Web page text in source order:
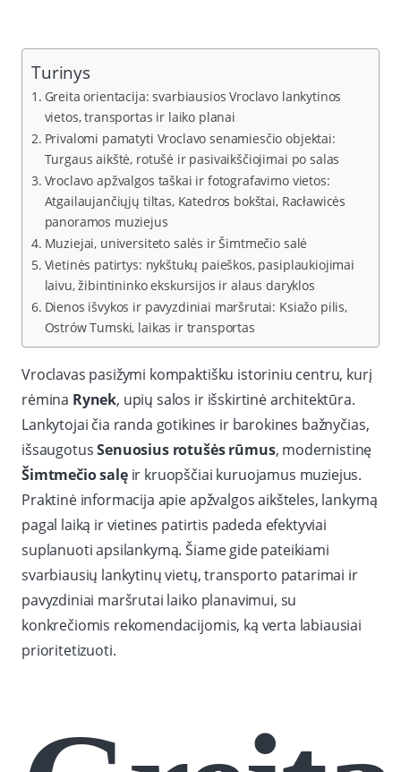
Turinys
Greita orientacija: svarbiausios Vroclavo lankytinos
vietos, transportas ir laiko planai
Privalomi pamatyti Vroclavo senamiesčio objektai:
Turgaus aikštė, rotušė ir pasivaikščiojimai po salas
Vroclavo apžvalgos taškai ir fotografavimo vietos:
Atgailaujančiųjų tiltas, Katedros bokštai, Racławicės
panoramos muziejus
Muziejai, universiteto salės ir Šimtmečio salė
Vietinės patirtys: nykštukų paieškos, pasiplaukiojimai
laivu, žibintininko ekskursijos ir alaus daryklos
Dienos išvykos ir pavyzdiniai maršrutai: Ksiažo pilis,
Ostrów Tumski, laikas ir transportas
Vroclavas pasižymi kompaktišku istoriniu centru, kurį
rėmina Rynek, upių salos ir išskirtinė architektūra.
Lankytojai čia randa gotikines ir barokines bažnyčias,
išsaugotusSenuosius rotušės rūmus, modernistinę
Šimtmečio salęir kruopščiai kuruojamus muziejus.
Praktinė informacija apie apžvalgos aikšteles, lankymą
pagal laiką ir vietines patirtis padeda efektyviai
suplanuoti apsilankymą. Šiame gide pateikiami
svarbiausių lankytinų vietų, transporto patarimai ir
pavyzdiniai maršrutai laiko planavimui, su
konkrečiomis rekomendacijomis, ką verta labiausiai
prioritetizuoti.